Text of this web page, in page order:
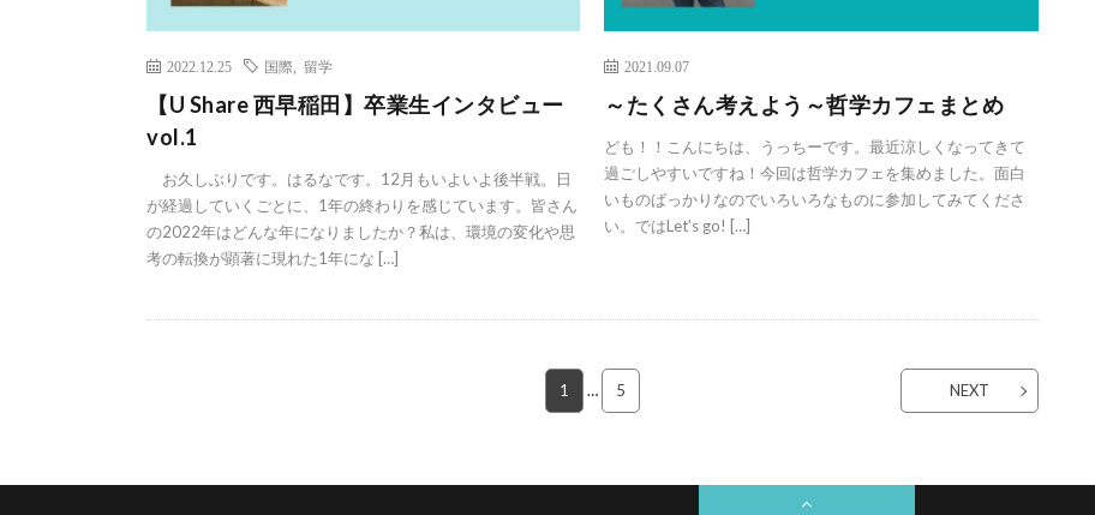
2022.12.25 国際 留学
【U Share 西早稲田】卒業生インタビュー
vol.1
お久しぶりです。はるなです。12月もいよいよ後半戦。日
が経過していくごとに、1年の終わりを感じています。皆さん
の2022年はどんな年になりましたか？私は、環境の変化や思
考の転換が顕著に現れた1年にな […]
2021.09.07
～たくさん考えよう～哲学カフェまとめ
ども！！こんにちは、うっちーです。最近涼しくなってきて
過ごしやすいですね！今回は哲学カフェを集めました。面白
いものばっかりなのでいろいろなものに参加してみてくださ
い。ではLet’s go! […]
1 … 5 NEXT